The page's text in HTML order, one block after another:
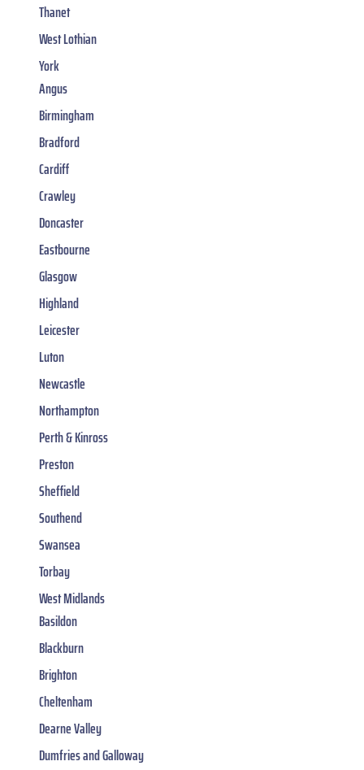
Thanet
West Lothian
York
Angus
Birmingham
Bradford
Cardiff
Crawley
Doncaster
Eastbourne
Glasgow
Highland
Leicester
Luton
Newcastle
Northampton
Perth & Kinross
Preston
Sheffield
Southend
Swansea
Torbay
West Midlands
Basildon
Blackburn
Brighton
Cheltenham
Dearne Valley
Dumfries and Galloway